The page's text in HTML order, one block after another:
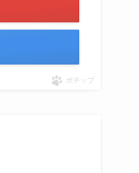
ポチップ